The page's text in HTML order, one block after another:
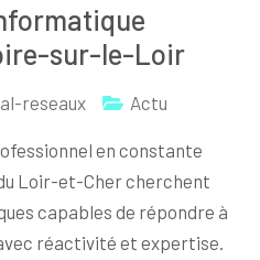
sur-le-Loir
al-reseaux Actu
en constante
Loir-et-Cher cherchent
capables de répondre à
réactivité et expertise.